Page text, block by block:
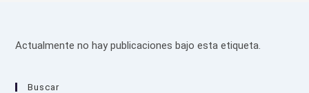
Actualmente no hay publicaciones bajo esta etiqueta.
Buscar